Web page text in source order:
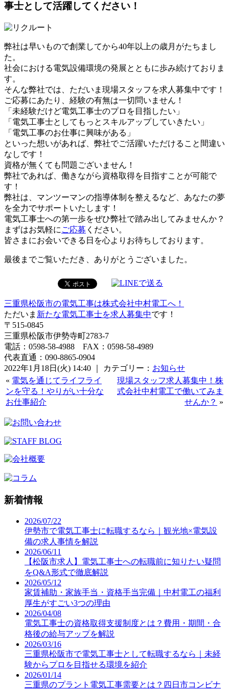
事士として活躍してください！
弊社は早いもので創業してから40年以上の歳月がたちまし
た。
社会における電気設備環境の発展とともに歩み続けておりま
す。
そんな弊社では、ただいま現場スタッフを求人募集中です！
ご応募にあたり、経験の有無は一切問いません！
「未経験だけど電気工事士のプロを目指したい」
「電気工事士としてもっとスキルアップしていきたい」
「電気工事のお仕事に興味がある」
といった想いがあれば、弊社でご活躍いただけること間違い
なしです！
資格が無くても問題ございません！
弊社であれば、働きながら資格取得を目指すことが可能で
す！
弊社は、マンツーマンの指導体制を整えるなど、あなたの夢
を全力でサポートいたします！
電気工事士への第一歩をぜひ弊社で踏み出してみませんか？
まずはお気軽に ご応募 ください。
皆さまにお会いできる日を心よりお待ちしております。
最後までご覧いただき、ありがとうございました。
三重県松阪市の電気工事は株式会社中村電工へ！
ただいま 新たな電気工事士を求人募集中です！
〒515-0845
三重県松阪市伊勢寺町2783-7
電話：0598-58-4988 FAX：0598-58-4989
代表直通：090-8865-0904
2022年1月18日(火) 14:40 ｜ カテゴリー： お知らせ
« 電気を通じてライフライ
ンを守る！やりがい十分な
お仕事紹介
現場スタッフ求人募集中！株
式会社中村電工で働いてみま
せんか？ »
新着情報
2026/07/22
伊勢市で電気工事士に転職するなら｜観光地×電気設
備の求人事情を解説
2026/06/11
【松阪市求人】電気工事士への転職前に知りたい疑問
をQ&A形式で徹底解説
2026/05/12
家賃補助・家族手当・資格手当完備｜中村電工の福利
厚生がすごい3つの理由
2026/04/08
電気工事士の資格取得支援制度とは？費用・期間・合
格後の給与アップを解説
2026/03/16
三重県松阪市で電気工事士として転職するなら｜未経
験からプロを目指せる環境を紹介
2026/01/14
三重県のプラント電気工事需要とは？四日市コンビナ